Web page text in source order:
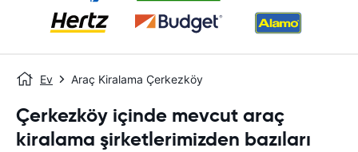
Ev Araç Kiralama Çerkezköy
Çerkezköy içinde mevcut araç
kiralama şirketlerimizden bazıları